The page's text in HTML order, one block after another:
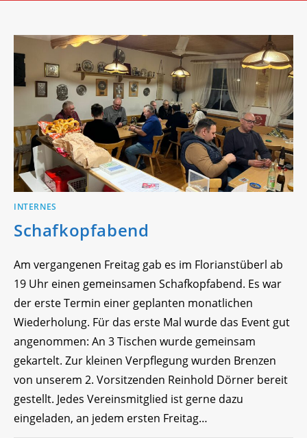
INTERNES
Schafkopfabend
Am vergangenen Freitag gab es im Florianstüberl ab
19 Uhr einen gemeinsamen Schafkopfabend. Es war
der erste Termin einer geplanten monatlichen
Wiederholung. Für das erste Mal wurde das Event gut
angenommen: An 3 Tischen wurde gemeinsam
gekartelt. Zur kleinen Verpflegung wurden Brenzen
von unserem 2. Vorsitzenden Reinhold Dörner bereit
gestellt. Jedes Vereinsmitglied ist gerne dazu
eingeladen, an jedem ersten Freitag…